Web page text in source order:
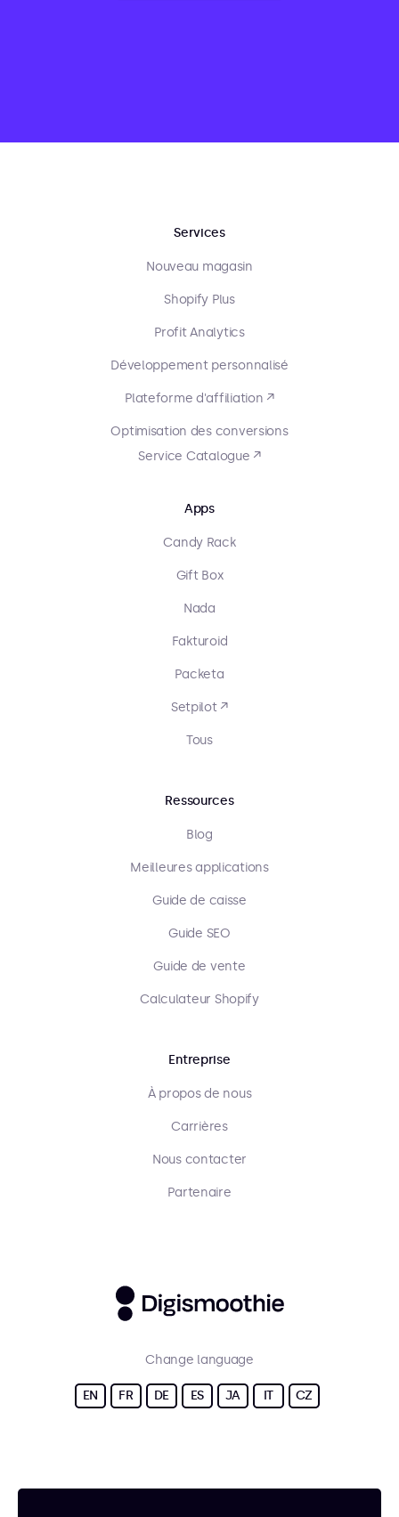
Services
Nouveau magasin
Shopify Plus
Profit Analytics
Développement personnalisé
Plateforme d'affiliation ↗
Optimisation des conversions
Service Catalogue ↗
Apps
Candy Rack
Gift Box
Nada
Fakturoid
Packeta
Setpilot ↗
Tous
Ressources
Blog
Meilleures applications
Guide de caisse
Guide SEO
Guide de vente
Calculateur Shopify
Entreprise
À propos de nous
Carrières
Nous contacter
Partenaire
Change language
EN FR DE ES JA IT CZ